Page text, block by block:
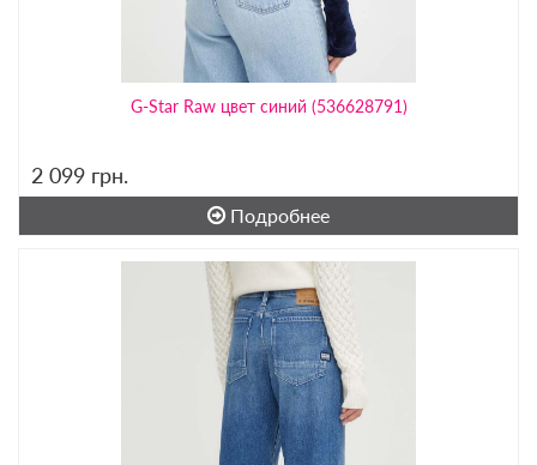
G-Star Raw цвет синий (536628791)
2 099 грн.
Подробнее